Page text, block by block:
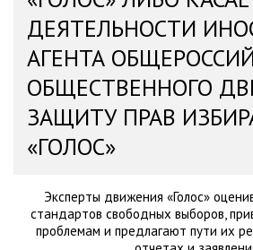
ДЕЯТЕЛЬНОСТИ
АГЕНТА
ОБЩЕСТВЕННОГО
ЗАЩИТУ ПРАВ
«ГОЛОС»
Эксперты движения «Голос»
стандартов свободных выборов,
проблемам и предлагают пути их